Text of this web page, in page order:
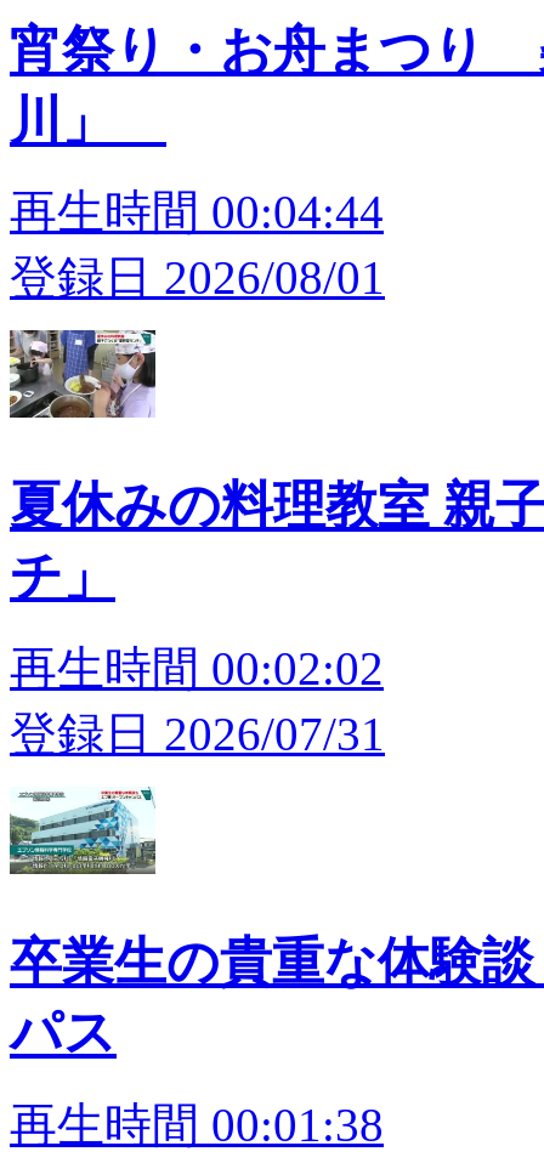
宵祭り・お舟まつり
川」
再生時間 00:04:44
登録日 2026/08/01
夏休みの料理教室 親
チ」
再生時間 00:02:02
登録日 2026/07/31
卒業生の貴重な体験
パス
再生時間 00:01:38